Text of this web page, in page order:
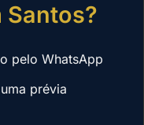
pelo WhatsApp
prévia